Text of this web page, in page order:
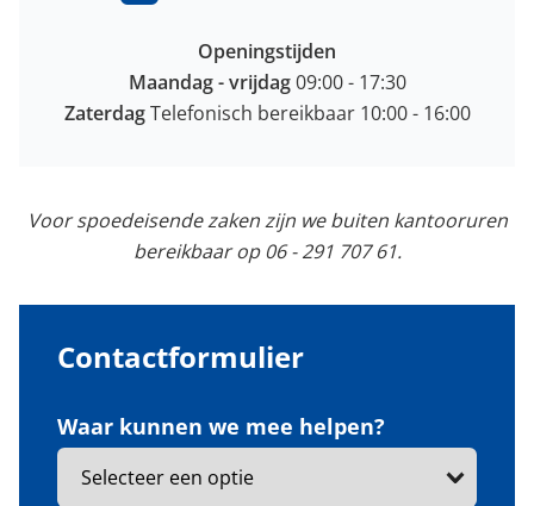
Openingstijden
Maandag - vrijdag09:00 - 17:30
ZaterdagTelefonisch bereikbaar 10:00 - 16:00
Voor spoedeisende zaken zijn we buiten kantooruren
bereikbaar op 06 - 291 707 61.
Contactformulier
Waar kunnen we mee helpen?